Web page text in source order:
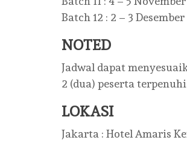
Batch 12 : 2 – 3
NOTED
Jadwal dapat
2 (dua) peserta
LOKASI
Jakarta : Hotel Amaris